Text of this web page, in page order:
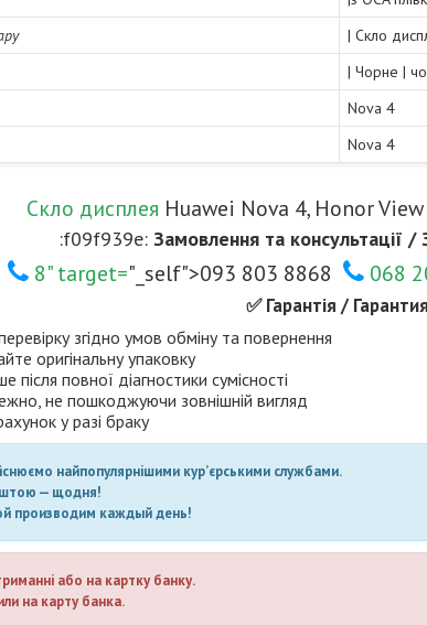
| Скло
| Чорне |
Nova 4
Nova 4
Скло дисплея Huawei Nova 4, Honor
:f09f939e: Замовлення та консультації /
8" target="_self">093 803 8868 068
✅ Гарантія /
згідно умов обміну та повернення
оригінальну упаковку
повної діагностики сумісності
не пошкоджуючи зовнішній вигляд
у разі браку
найпопулярнішими кур’єрськими службами.
— щодня!
производим каждый день!
або на картку банку.
на карту банка.